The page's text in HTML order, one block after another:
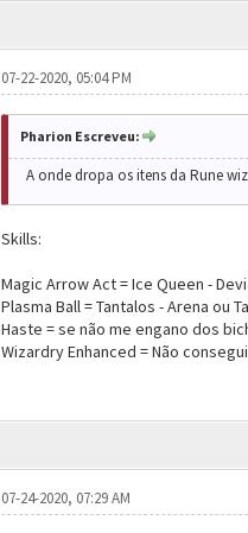
07-22-2020, 05:04 PM
Pharion Escreveu:
A onde dropa os itens da Rune
Skills:
Magic Arrow Act = Ice Queen -
Plasma Ball = Tantalos - Arena ou
Haste = se não me engano dos
Wizardry Enhanced = Não
07-24-2020, 07:29 AM